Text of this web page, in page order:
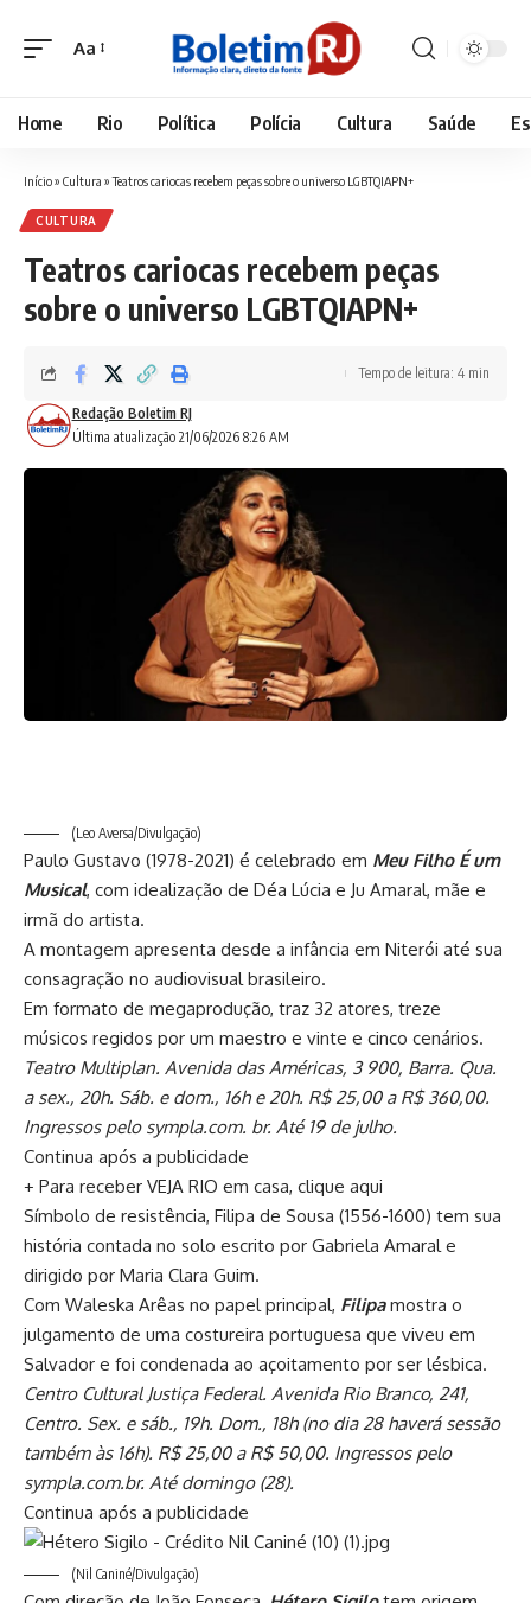
Font
Aa
Home Rio Política Polícia Cultura Saúde
Início» Cultura »Teatros cariocas recebem peças sobre o universo LGBTQIAPN+
CULTURA
Teatros cariocas recebem peças
sobre o universo LGBTQIAPN+
Última atualização 21/06/2026 8:26 AM
Redação Boletim RJ
Tempo de leitura: 4 min
(Leo Aversa/Divulgação)
Paulo Gustavo (1978-2021) é celebrado em Meu Filho É um
Musical, com idealização de Déa Lúcia e Ju Amaral, mãe e
irmã do artista.
A montagem apresenta desde a infância em Niterói até sua
consagração no audiovisual brasileiro.
Em formato de megaprodução, traz 32 atores, treze
músicos regidos por um maestro e vinte e cinco cenários.
Teatro Multiplan. Avenida das Américas, 3 900, Barra. Qua.
a sex., 20h. Sáb. e dom., 16h e 20h. R$ 25,00 a R$ 360,00.
Ingressos pelo sympla.com. br. Até 19 de julho.
Continua após a publicidade
+ Para receber VEJA RIO em casa, clique aqui
Símbolo de resistência, Filipa de Sousa (1556-1600) tem sua
história contada no solo escrito por Gabriela Amaral e
dirigido por Maria Clara Guim.
Com Waleska Arêas no papel principal, Filipamostra o
julgamento de uma costureira portuguesa que viveu em
Salvador e foi condenada ao açoitamento por ser lésbica.
Centro Cultural Justiça Federal. Avenida Rio Branco, 241,
Centro. Sex. e sáb., 19h. Dom., 18h (no dia 28 haverá sessão
também às 16h). R$ 25,00 a R$ 50,00. Ingressos pelo
sympla.com.br. Até domingo (28).
Continua após a publicidade
(Nil Caniné/Divulgação)